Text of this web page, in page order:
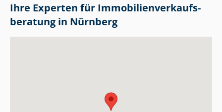
Ihre Experten für Im­mo­bi­li­en­ver­kaufs­
be­ra­tung in Nürnberg